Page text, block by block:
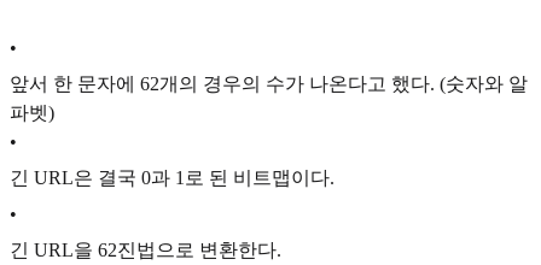
•
앞서 한 문자에 62개의 경우의 수가 나온다고 했다. (숫자와 알
파벳)
•
긴 URL은 결국 0과 1로 된 비트맵이다.
•
긴 URL을 62진법으로 변환한다.